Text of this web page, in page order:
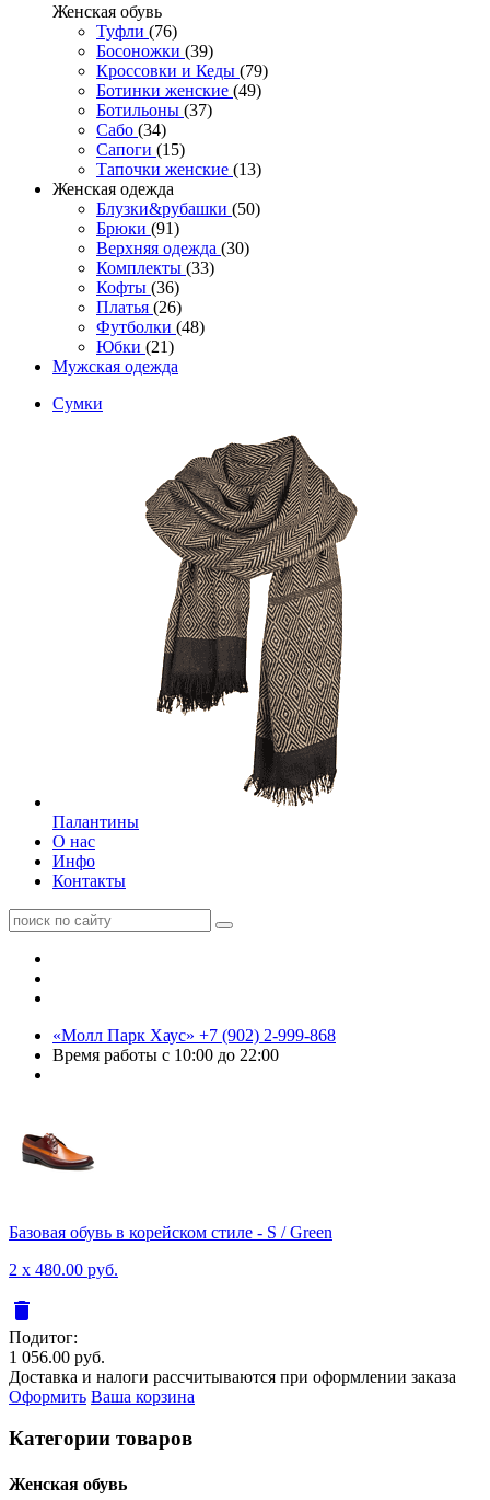
Женcкая обувь
Туфли (76)
Босоножки (39)
Кроссовки и Кеды (79)
Ботинки женские (49)
Ботильоны (37)
Сабо (34)
Сапоги (15)
Тапочки женские (13)
Женская одежда
Блузки&рубашки (50)
Брюки (91)
Верхняя одежда (30)
Комплекты (33)
Кофты (36)
Платья (26)
Футболки (48)
Юбки (21)
Мужская одежда
Сумки
Палантины
О нас
Инфо
Контакты
«Молл Парк Хаус» +7 (902) 2-999-868
Время работы с 10:00 до 22:00
Базовая обувь в корейском стиле - S / Green
2 x 480.00 руб.
delete
Подитог:
1 056.00 руб.
Доставка и налоги рассчитываются при оформлении заказа
Оформить Ваша корзина
Категории товаров
Женcкая обувь